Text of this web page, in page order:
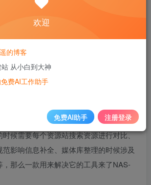
，一般观看影片需要这么几个步骤，寻
具（QBTR）进行下载→资源命名整理→
、jellyfin、plex等进行资源信息搜刮→然
以上几部，但是实际操作下来有许多的
候需要每个资源站搜索资源进行对比、
影响信息补全、媒体库整理的时候涉及
那么一款用来解决它的工具来了NAS-
欢迎
的博客
从小白到大神
费AI工作助手
免费AI助手 注册登录